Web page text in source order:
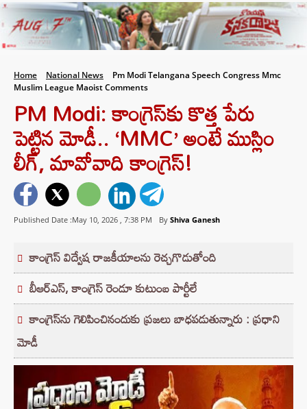
Home National News
Pm Modi Telangana Speech Congress Mmc
Muslim League Maoist Comments
PM Modi: కాంగ్రెస్‌కు కొత్త పేరు
పెట్టిన మోడీ.. ‘MMC’ అంటే ముస్లిం
లీగ్, మావోవాది కాంగ్రెస్!
Published Date :May 10, 2026 , 7:38 PM By Shiva Ganesh
కాంగ్రెస్‌ విద్వేష రాజకీయాలను రెచ్చగొడుతోంది
బీఆర్‌ఎస్‌, కాంగ్రెస్‌ రెండూ కుటుంబ పార్టీలే
కాంగ్రెస్‌ను గెలిపించినందుకు ప్రజలు బాధపడుతున్నారు : ప్రధాని
మోడీ